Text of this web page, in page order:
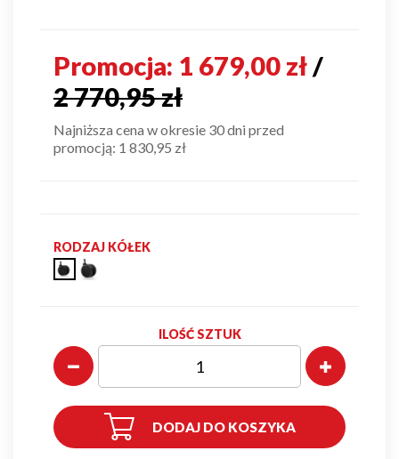
Promocja: 1 679,00 zł/
2 770,95 zł
Najniższa cena w okresie 30 dni przed
promocją: 1 830,95 zł
RODZAJ KÓŁEK
Kółka
duże
Kółka
duże
(wymiana)
ILOŚĆ SZTUK
DODAJ DO KOSZYKA